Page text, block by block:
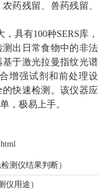
药残留、兽药残留、
具有100种SERS库，
出日常食物中的非法
于激光拉曼指纹光谱
增强试剂和前处理设
快速检测。该仪器应
，极易上手。
测仪结果判断）
仪用途）